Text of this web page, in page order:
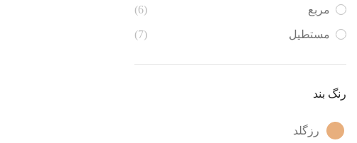
مربع (6)
مستطیل (7)
رنگ بند
رزگلد